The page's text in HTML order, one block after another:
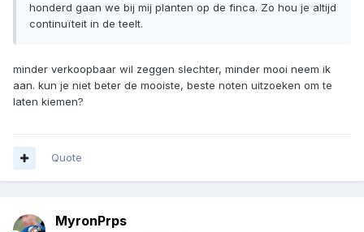
honderd gaan we bij mij planten op de finca. Zo hou je altijd
continuïteit in de teelt.
minder verkoopbaar wil zeggen slechter, minder mooi neem ik
aan. kun je niet beter de mooiste, beste noten uitzoeken om te
laten kiemen?
Quote
MyronPrps